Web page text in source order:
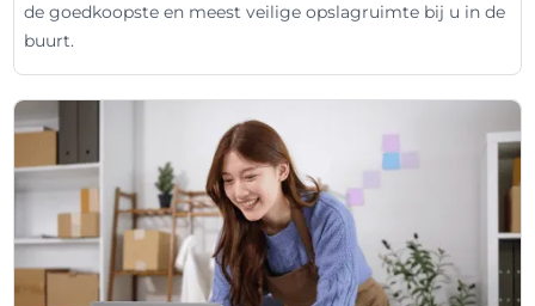
de goedkoopste en meest veilige opslagruimte bij u in de
buurt.